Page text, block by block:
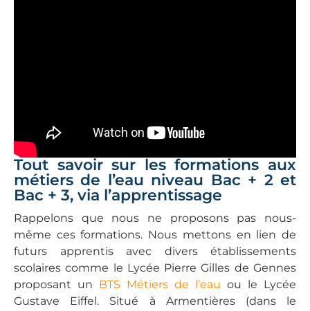
Tout savoir sur les formations aux
métiers de l’eau niveau Bac + 2 et
Bac + 3, via l’apprentissage
Rappelons que nous ne proposons pas nous-
même ces formations. Nous mettons en lien de
futurs apprentis avec divers établissements
scolaires comme le Lycée Pierre Gilles de Gennes
proposant un BTS Métiers de l’eau ou le Lycée
Gustave Eiffel. Situé à Armentières (dans le